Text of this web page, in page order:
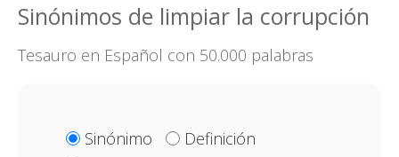
Sinónimos de limpiar la corrupción
Tesauro en Español con 50.000 palabras
Sinónimo
Definición